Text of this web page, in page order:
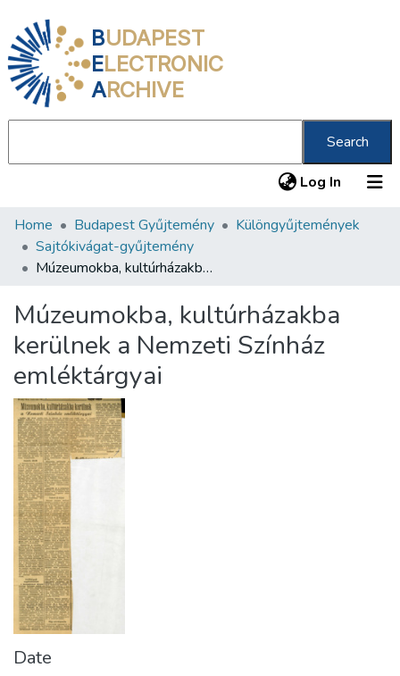
BUDAPEST
ELECTRONIC
ARCHIVE
Search
Log In (current)
Communities & Collections
All of DSpace
About us
Home Budapest Gyűjtemény
Különgyűjtemények
Sajtókivágat-gyűjtemény
Múzeumokba, kultúrházakba kerülnek a Nemzeti Színház emléktárgyai
Múzeumokba, kultúrházakba
kerülnek a Nemzeti Színház
emléktárgyai
Date